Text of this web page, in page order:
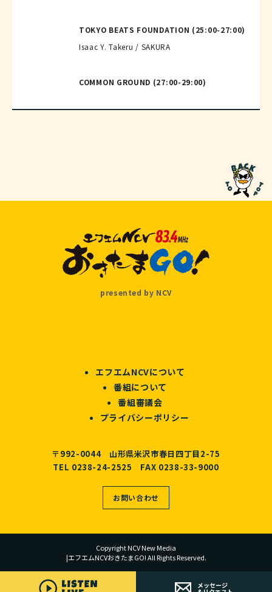
メッセージ
TOKYO BEATS FOUNDATION (25:00-27:00)
Isaac Y. Takeru / SAKURA
COMMON GROUND (27:00-29:00)
presented by NCV
エフエムNCVについて
番組について
番組審議会
プライバシーポリシー
〒992-0044 山形県米沢市春日四丁目2-75
TEL 0238-24-2525 FAX 0238-33-9000
お問い合わせ
Copyright NCV New Media
|エフエムNCVおきたまGO! All Rights Reserved.